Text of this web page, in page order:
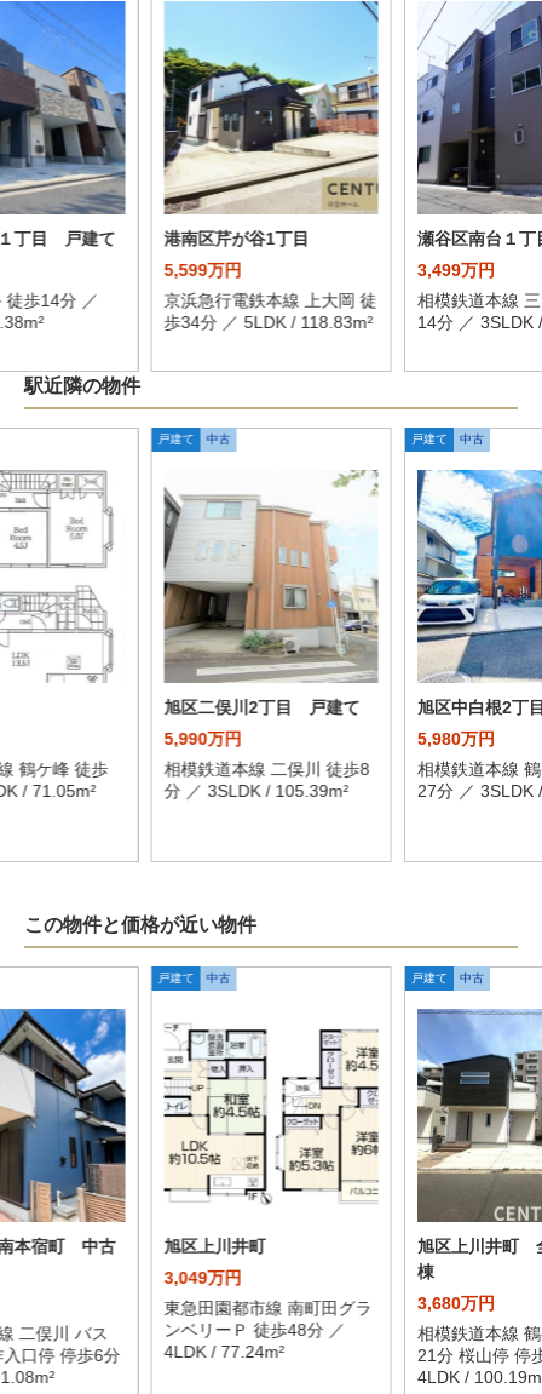
丁目 戸建て
徒歩14分 ／
港南区芹が谷1丁目
5,599万円
京浜急行電鉄本線 上大岡 徒
歩34分 ／ 5LDK / 118.83m²
瀬谷区南台１
3,499万円
相模鉄道本線
14分 ／ 3SLDK
駅近隣の物件
鶴ケ峰 徒歩
/ 71.05m²
戸建て 中古
旭区二俣川2丁目 戸建て
5,990万円
相模鉄道本線 二俣川 徒歩8
分 ／ 3SLDK / 105.39m²
戸建て 中古
旭区中白根2丁
5,980万円
相模鉄道本線
27分 ／ 3SLDK
この物件と価格が近い物件
本宿町 中古
二俣川 バス
口停 停歩6分
戸建て 中古
旭区上川井町
3,049万円
東急田園都市線 南町田グラ
ンベリーＰ 徒歩48分 ／
4LDK / 77.24m²
戸建て 中古
旭区上川井町
棟
3,680万円
相模鉄道本線
21分 桜山停 停
4LDK /